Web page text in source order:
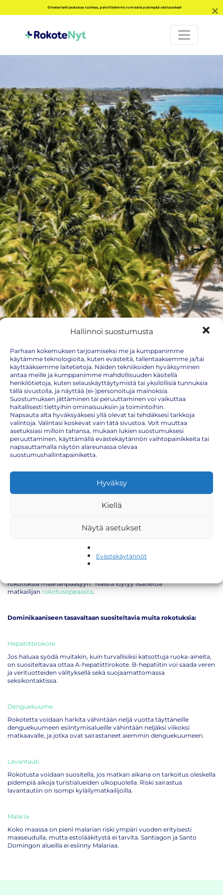
Hallinnoi suostumusta
Parhaan kokemuksen tarjoamiseksi me ja kumppanimme
käytämme teknologioita, kuten evästeitä, tallentaaksemme ja/tai
käyttääksemme laitetietoja. Näiden tekniikoiden hyväksyminen
antaa meille ja kumppanimme mahdollisuuden käsitellä
henkilötietoja, kuten selauskäyttäytymistä tai yksilöllisiä tunnuksia
tällä sivustolla, ja näyttää (ei-)personoituja mainoksia.
Suostumuksen jättäminen tai peruuttaminen voi vaikuttaa
haitallisesti tiettyihin ominaisuuksiin ja toimintoihin.
Napsauta alta hyväksyäksesi yllä olevat tai tehdäksesi tarkkoja
valintoja. Valintasi koskevat vain tätä sivustoa. Voit muuttaa
asetuksiasi milloin tahansa, mukaan lukien suostumuksesi
peruuttaminen, käyttämällä evästekäytännön vaihtopainikkeita tai
napsauttamalla näytön alareunassa olevaa
suostumushallintapainiketta.
Hyväksy
Kiellä
Näytä asetukset
Evästekäytännöt
Dominikaaninen tasavalta rokotukset
rokotusohjelman mukaiset rokotukset ovat kunnossa:
(jäykkäkouristus-, kurkkumätä- hinkuyskärokote)
(tuhkarokko-, sikotauti-, vihurirokkorokote)
Lisäksi matkaa varten saattaa olla hyvä hankkia muita rokotuksia.
rokotuksia maahanpääsyyn. Näistä löytyy lisätietoa
matkailijan rokotusoppaasta.
Dominikaaniseen tasavaltaan suositeltavia muita rokotuksia:
Hepatiittirokote
Jos haluaa syödä muitakin, kuin turvallisiksi katsottuja ruoka-aineita,
on suositeltavaa ottaa A-hepatiittirokote. B-hepatiitin voi saada veren
ja verituotteiden välityksellä sekä suojaamattomassa
seksikontaktissa.
Denguekuume
Rokotetta voidaan harkita vähintään neljä vuotta täyttäneille
denguekuumeen esiintymisalueille vähintään neljäksi viikoksi
matkaavalle, ja jotka ovat sairastaneet aiemmin denguekuumeen.
Lavantauti
Rokotusta voidaan suositella, jos matkan aikana on tarkoitus oleskella
pidempiä aikoja turistialueiden ulkopuolella. Riski sairastua
lavantautiin on isompi kyläilymatkailijoilla.
Malaria
Koko maassa on pieni malarian riski ympäri vuoden erityisesti
maaseudulla, mutta estolääkitystä ei tarvita. Santiagon ja Santo
Domingon alueilla ei esiinny Malariaa.
Omakantakirjauksissa ruuhkaa, pahoittelemme normaalia pidempää odotusaikaa!